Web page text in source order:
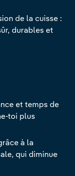
de la cuisse :
durables et
et temps de
toi plus
à la
qui diminue